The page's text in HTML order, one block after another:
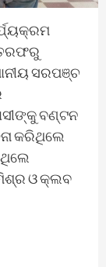
ସରପଞ୍ଚ
ବଣ୍ଟନ
କରିଥିଲେ
ଓ କ୍ଲବ